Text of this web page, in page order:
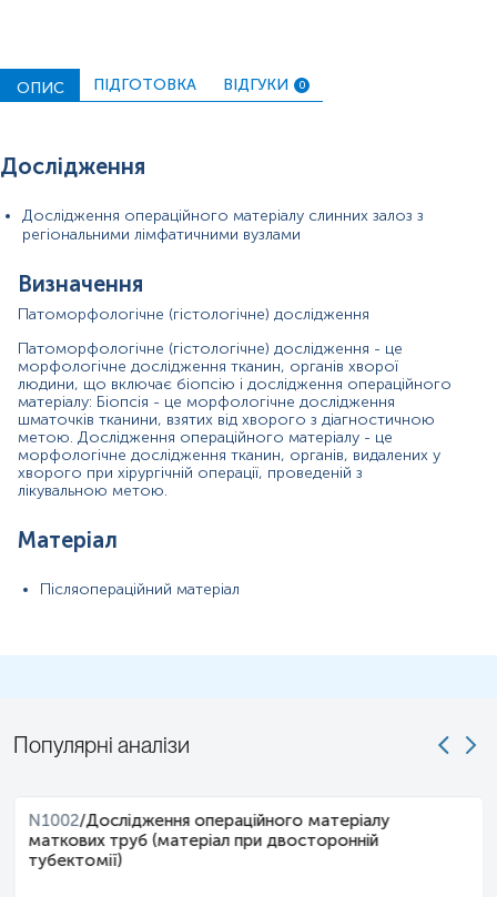
ПІБ пацієнта, дату народження,
Застереження!
Для проведення патогістологічного
дослідження обов'язково необхідно надати відповідне
скерування, що містить повну клінічну інформацію.
ОПИС ПІДГОТОВКА ВІДГУКИ 0
Дослідження
Дослідження операційного матеріалу слинних залоз з
регіональними лімфатичними вузлами
Визначення
Патоморфологічне (гістологічне) дослідження
Патоморфологічне (гістологічне) дослідження - це
морфологічне дослідження тканин, органів хворої
людини, що включає біопсію і дослідження операційного
матеріалу: Біопсія - це морфологічне дослідження
шматочків тканини, взятих від хворого з діагностичною
метою. Дослідження операційного матеріалу - це
морфологічне дослідження тканин, органів, видалених у
хворого при хірургічній операції, проведеній з
лікувальною метою.
Матеріал
Післяопераційний матеріал
Популярні аналізи
N1002/Дослідження операційного матеріалу
маткових труб (матеріал при двосторонній
тубектомії)